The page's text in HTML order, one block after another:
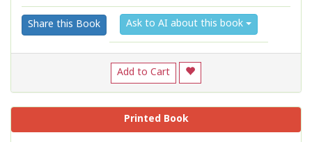
Share this Book Ask to AI about this book
Add to Cart
Printed Book